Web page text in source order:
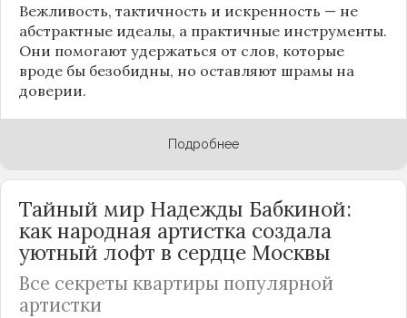
Вежливость, тактичность и искренность — не
абстрактные идеалы, а практичные инструменты.
Они помогают удержаться от слов, которые
вроде бы безобидны, но оставляют шрамы на
доверии.
Подробнее
Тайный мир Надежды Бабкиной:
как народная артистка создала
уютный лофт в сердце Москвы
Все секреты квартиры популярной
артистки